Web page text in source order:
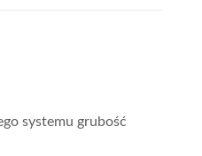
systemu grubość